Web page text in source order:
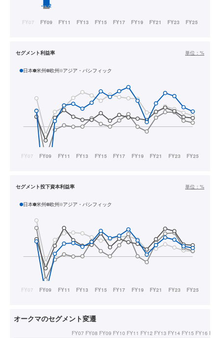
セグメント利益率 単位： %
日本 米州 欧州 アジア・パシフィック
セグメント投下資本利益率 単位： %
日本 米州 欧州 アジア・パシフィック
オークマのセグメント変遷
FY07 FY08 FY09 FY10 FY11 FY12 FY13 FY14 FY15 FY16